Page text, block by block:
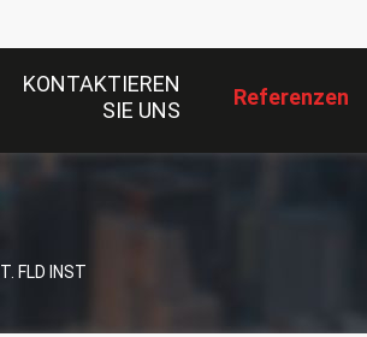
KONTAKTIEREN
SIE UNS
Referenzen
FLD INST